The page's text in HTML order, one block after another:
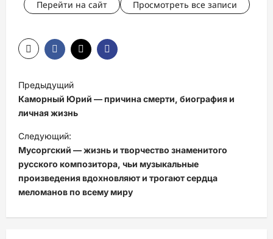
Перейти на сайт Просмотреть все записи
а
в
и
г
а
ц
Предыдущий
Каморный Юрий — причина смерти, биография и
личная жизнь
Следующий:
Мусоргский — жизнь и творчество знаменитого
русского композитора, чьи музыкальные
произведения вдохновляют и трогают сердца
меломанов по всему миру